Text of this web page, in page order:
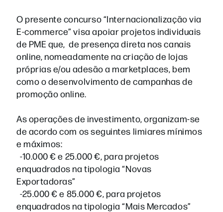
O presente concurso “Internacionalização via
E-commerce” visa apoiar projetos individuais
de PME que, de presença direta nos canais
online, nomeadamente na criação de lojas
próprias e/ou adesão a marketplaces, bem
como o desenvolvimento de campanhas de
promoção online.
As operações de investimento, organizam-se
de acordo com os seguintes limiares mínimos
e máximos:
-10.000 € e 25.000 €, para projetos
enquadrados na tipologia “Novas
Exportadoras”
-25.000 € e 85.000 €, para projetos
enquadrados na tipologia “Mais Mercados”